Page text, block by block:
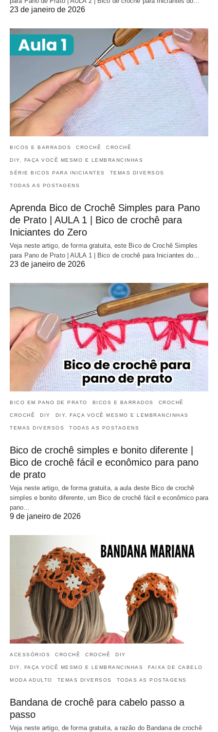
23 de janeiro de 2026
BICOS E BARRADOS CROCHÊ CROCHÊ
DIY, FAÇA VOCÊ MESMO E LEMBRANCINHAS
SÉRIE BICOS PARA INICIANTES TEMAS DIVERSOS
TODAS AS POSTAGENS
Aprenda Bico de Crochê Simples para Pano
de Prato | AULA 1 | Bico de crochê para
Iniciantes do Zero
Veja neste artigo, de forma gratuita, este Bico de Crochê Simples
para Pano de Prato | AULA 1 | Bico de crochê para Iniciantes do…
23 de janeiro de 2026
BICO EM PANO DE PRATO BICOS E BARRADOS CROCHÊ
CROCHÊ DIY DIY, FAÇA VOCÊ MESMO E LEMBRANCINHAS
TEMAS DIVERSOS TODAS AS POSTAGENS
Bico de crochê simples e bonito diferente |
Bico de crochê fácil e econômico para pano
de prato
Veja neste artigo, de forma gratuita, a aula deste Bico de crochê
simples e bonito diferente, um Bico de crochê fácil e econômico para
pano…
9 de janeiro de 2026
ACESSÓRIOS CROCHÊ CROCHÊ DIY
DIY, FAÇA VOCÊ MESMO E LEMBRANCINHAS FAIXA DE CABELO
MODA ADULTO TEMAS DIVERSOS TODAS AS POSTAGENS
Bandana de crochê para cabelo passo a
passo
Veja neste artigo, de forma gratuita, a razão do Bandana de crochê